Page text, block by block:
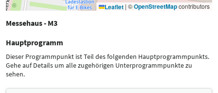
Leaflet | ©OpenStreetMapcontributors
Messehaus - M3
Hauptprogramm
Dieser Programmpunkt ist Teil des folgenden Hauptprogrammpunkts.
Gehe auf Details um alle zugehörigen Unterprogrammpunkte zu
sehen.